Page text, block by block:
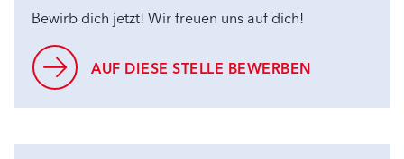
Bewirb dich jetzt! Wir freuen uns auf dich!
AUF DIESE STELLE BEWERBEN